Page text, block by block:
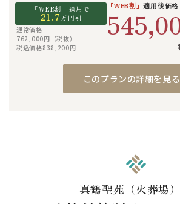
「WEB割」適用で
21.7万円引
通常価格
762,000円（税抜）
税込価格838,200円
「WEB割」適用後価格
このプランの詳細を見る
真鶴聖苑（火葬場